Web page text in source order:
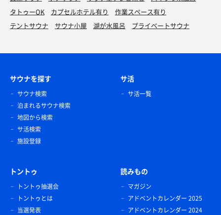
タトゥーOK
カプセルホテル有り
作業スペース有り
テントサウナ
サウナ小屋 湖が水風呂 プライベートサウナ
サウナを探す
サウナ検索
泊まれるサウナ検索
地図から検索
サ活検索
施設登録
サ活
サ活一覧
トントゥ
トントゥ抽選会
トントゥとは
当選発表
読みもの
マガジン
アドベントカレンダー 2025
アドベントカレンダー 2024